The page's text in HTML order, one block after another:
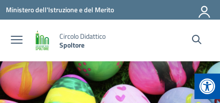
Vai ai contenuti
Vai al menu di navigazione
Vai al footer
Ministero dell'Istruzione e del Merito
Circolo Didattico
Spoltore